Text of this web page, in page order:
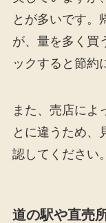
とが多いです。
が、量を多く買
ックすると節約
また、売店によ
とに違うため、
認してください。
道の駅や直売